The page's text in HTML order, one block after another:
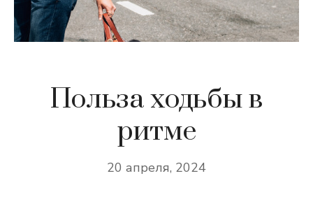
Польза ходьбы в
ритме
20 апреля, 2024